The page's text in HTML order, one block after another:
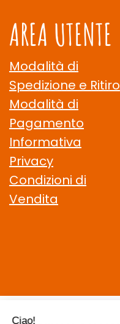
AREA UTENTE
Modalità di
Spedizione e Ritiro
Modalità di
Pagamento
Informativa
Privacy
Condizioni di
Vendita